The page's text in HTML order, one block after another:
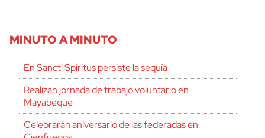
MINUTO A MINUTO
En Sancti Spíritus persiste la sequía
Realizan jornada de trabajo voluntario en
Mayabeque
Celebrarán aniversario de las federadas en